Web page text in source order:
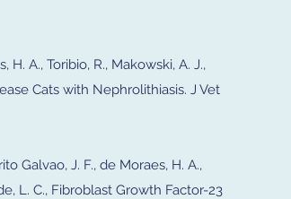
H. A., Toribio, R., Makowski, A. J.,
Cats with Nephrolithiasis. J Vet
Galvao, J. F., de Moraes, H. A.,
L. C., Fibroblast Growth Factor-23